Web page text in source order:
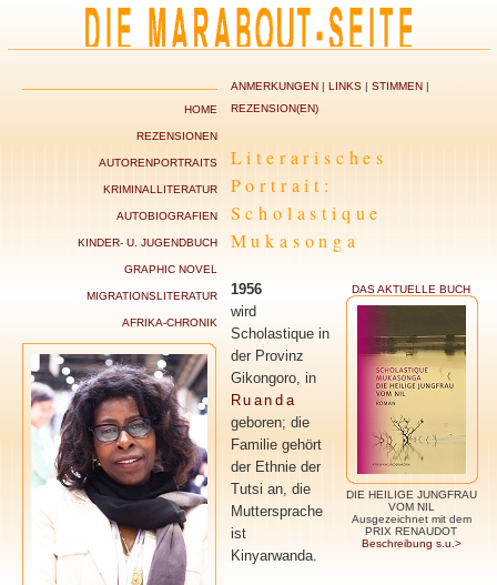
HOME
REZENSIONEN
AUTORENPORTRAITS
KRIMINALLITERATUR
AUTOBIOGRAFIEN
KINDER- U. JUGENDBUCH
GRAPHIC NOVEL
MIGRATIONSLITERATUR
AFRIKA-CHRONIK
ANMERKUNGEN | LINKS | STIMMEN |
REZENSION(EN)
Literarisches
Portrait:
Scholastique
Mukasonga
DAS AKTUELLE BUCH
DIE HEILIGE JUNGFRAU
VOM NIL
Ausgezeichnet mit dem
PRIX RENAUDOT
Beschreibung s.u.>
1956
wird
Scholastique in
der Provinz
Gikongoro, in
Ruanda
geboren; die
Familie gehört
der Ethnie der
Tutsi an, die
Muttersprache
ist
Kinyarwanda.